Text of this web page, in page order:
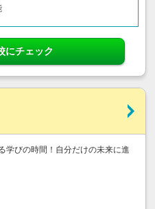
にチェック
学びの時間！自分だけの未来に進